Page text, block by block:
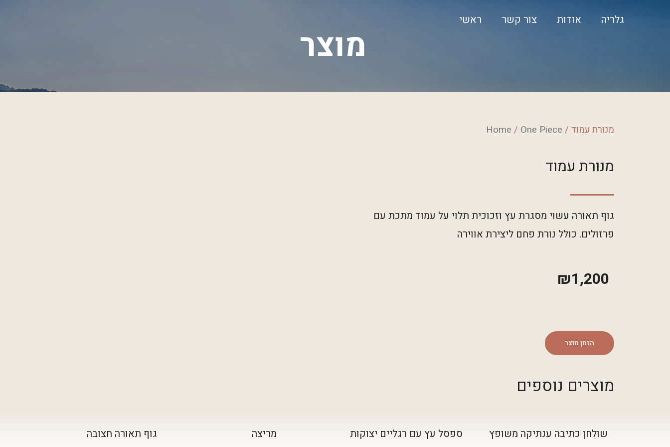
ראשי צור קשר אודות גלריה
מוצר
Home / One Piece / מנורת עמוד
מנורת עמוד
גוף תאורה עשוי מסגרת עץ וזכוכית תלוי על עמוד מתכת עם
פרזולים. כולל נורת פחם ליצירת אווירה
₪1,200
הזמן מוצר
מוצרים נוספים
גוף תאורה חצובה מריצה ספסל עץ עם רגליים יצוקות שולחן כתיבה ענתיקה משופץ